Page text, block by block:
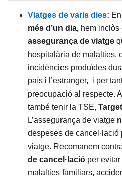
Viatges de varis dies:
més d’un dia, hem inclòs
assegurança de viatge
hospitalària de malalties,
incidències produïdes
país i l’estranger, i per
preocupació al respecte.
també tenir la TSE,
L’assegurança de viatge
despeses de cancel·lació
viatge. Recomanem
de cancel·lació per
malalties familiars,